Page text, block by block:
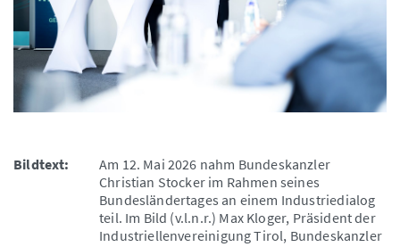
Bildtext:
Am 12. Mai 2026 nahm Bundeskanzler
Christian Stocker im Rahmen seines
Bundesländertages an einem Industriedialog
teil. Im Bild (v.l.n.r.) Max Kloger, Präsident der
Industriellenvereinigung Tirol, Bundeskanzler